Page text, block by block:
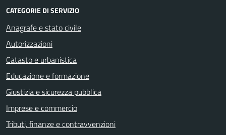
CATEGORIE DI SERVIZIO
Anagrafe e stato civile
Autorizzazioni
Catasto e urbanistica
Educazione e formazione
Giustizia e sicurezza pubblica
Imprese e commercio
Tributi, finanze e contravvenzioni